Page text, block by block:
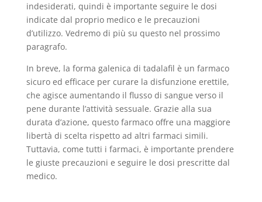
indesiderati, quindi è importante seguire le dosi
indicate dal proprio medico e le precauzioni
d’utilizzo. Vedremo di più su questo nel prossimo
paragrafo.
In breve, la forma galenica di tadalafil è un farmaco
sicuro ed efficace per curare la disfunzione erettile,
che agisce aumentando il flusso di sangue verso il
pene durante l’attività sessuale. Grazie alla sua
durata d’azione, questo farmaco offre una maggiore
libertà di scelta rispetto ad altri farmaci simili.
Tuttavia, come tutti i farmaci, è importante prendere
le giuste precauzioni e seguire le dosi prescritte dal
medico.